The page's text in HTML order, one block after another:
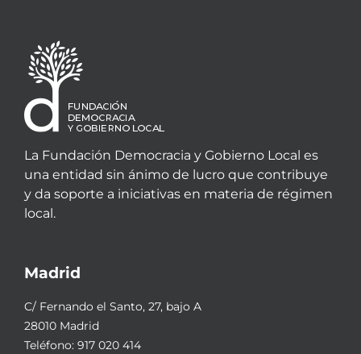
La Fundación Democracia y Gobierno Local es
una entidad sin ánimo de lucro que contribuye
y da soporte a iniciativas en materia de régimen
local.
Madrid
C/ Fernando el Santo, 27, bajo A
28010 Madrid
Teléfono: 917 020 414